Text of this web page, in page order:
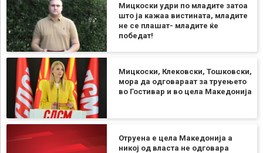
Мицкоски удри по младите затоа
што ја кажаа вистината, младите
не се плашат- младите ќе
победат!
Мицкоски, Клековски, Тошковски,
мора да одговараат за труењето
во Гостивар и во цела Македонија
Отруена е цела Македонија а
никој од власта не одговара